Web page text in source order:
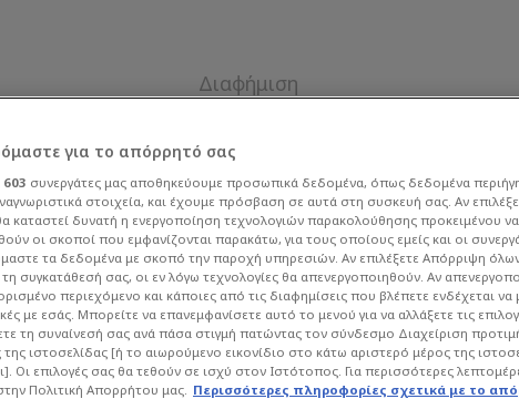
του
8 Ιουλίου - Με
για το απόρρητό σας
603 συνεργάτες μας αποθηκεύουμε προσωπικά δεδομένα, όπως δεδομένα
στοιχεία, και έχουμε πρόσβαση σε αυτά στη συσκευή σας. Αν
καταστεί δυνατή η ενεργοποίηση τεχνολογιών παρακολούθησης προκειμένου να
οι σκοποί που εμφανίζονται παρακάτω, για τους οποίους εμείς και οι
τα δεδομένα με σκοπό την παροχή υπηρεσιών. Αν επιλέξετε Απόρριψη
συγκατάθεσή σας, οι εν λόγω τεχνολογίες θα απενεργοποιηθούν. Αν
περιεχόμενο και κάποιες από τις διαφημίσεις που βλέπετε ενδέχεται να
με εσάς. Μπορείτε να επανεμφανίσετε αυτό το μενού για να αλλάξετε τις
τη συναίνεσή σας ανά πάσα στιγμή πατώντας τον σύνδεσμο Διαχείριση
ιστοσελίδας [ή το αιωρούμενο εικονίδιο στο κάτω αριστερό μέρος της
Οι επιλογές σας θα τεθούν σε ισχύ στον Ιστότοπος. Για περισσότερες
Πολιτική Απορρήτου μας. Περισσότερες πληροφορίες σχετικά με το